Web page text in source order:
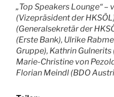
„Top Speakers Lounge“ –
(Vizepräsident der
(Generalsekretär der
(Erste Bank), Ulrike
Gruppe), Kathrin
Marie-Christine von
Florian Meindl (BDO